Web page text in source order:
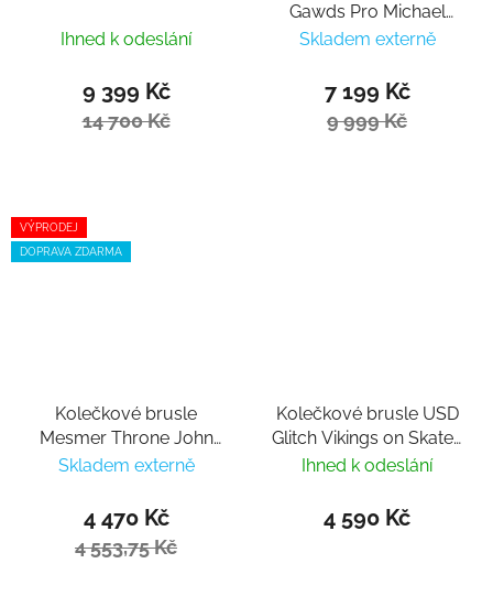
Ihned k odeslání
9 399 Kč
14 700 Kč
Gawds Pro Michael
Prado II
Skladem externě
7 199 Kč
9 999 Kč
VÝPRODEJ
DOPRAVA ZDARMA
Kolečkové brusle
Mesmer Throne John
Bolino V1
Skladem externě
4 470 Kč
4 553,75 Kč
Kolečkové brusle USD
Glitch Vikings on Skates
nastavitelné
Ihned k odeslání
4 590 Kč